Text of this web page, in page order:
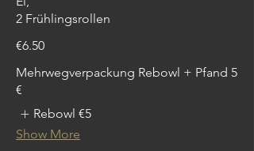
2 Frühlingsrollen
€6.50
Mehrwegverpackung Rebowl + Pfand 5
€
Rebowl €5
Show More